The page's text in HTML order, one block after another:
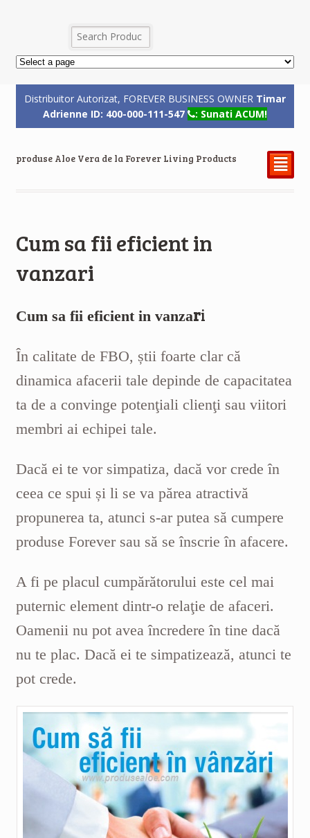
Distribuitor Autorizat, FOREVER BUSINESS OWNER Timar
Adrienne ID: 400-000-111-547
: Sunati ACUM!
produse Aloe Vera de la Forever Living Products ²
Cum sa fii eficient in
vanzari
Cum sa fii eficient in vanzari
În calitate de FBO, știi foarte clar că
dinamica afacerii tale depinde de capacitatea
ta de a convinge potenţiali clienţi sau viitori
membri ai echipei tale.
Dacă ei te vor simpatiza, dacă vor crede în
ceea ce spui și li se va părea atractivă
propunerea ta, atunci s-ar putea să cumpere
produse Forever sau să se înscrie în afacere.
A fi pe placul cumpărătorului este cel mai
puternic element dintr-o relaţie de afaceri.
Oamenii nu pot avea încredere în tine dacă
nu te plac. Dacă ei te simpatizează, atunci te
pot crede.